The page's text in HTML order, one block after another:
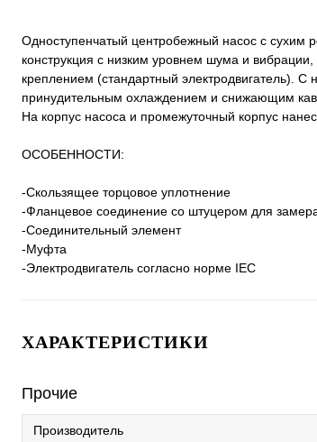
Одноступенчатый центробежный насос с сухим
конструкция с низким уровнем шума и
креплением (стандартный электродвигатель).
принудительным охлаждением и снижающим
На корпус насоса и промежуточный корпус
ОСОБЕННОСТИ:
-Скользящее торцовое уплотнение
-Фланцевое соединение со штуцером для
-Соединительный элемент
-Муфта
-Электродвигатель согласно норме IEC
ХАРАКТЕРИСТИКИ
Прочие
Производитель